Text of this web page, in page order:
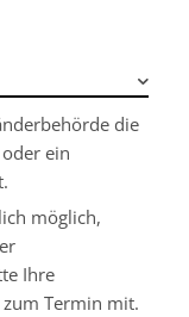
die
ein
möglich,
Ihre
Termin mit.